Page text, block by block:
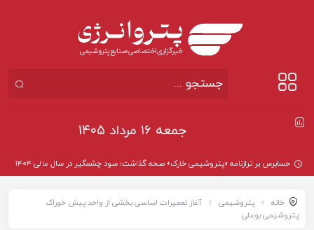
جمعه ۱۶ مرداد ۱۴۰۵
حسابرس بر ترازنامه «پتروشیمی خارک» صحه گذاشت؛ سود چشمگیر در سال مالی ۱۴۰۴
خانه پتروشیمی
آغاز تعمیرات اساسی بخشی از واحد پیش خوراک
پتروشیمی بوعلی